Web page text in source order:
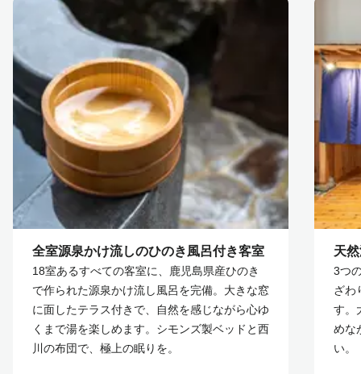
全室源泉かけ流しのひのき風呂付き客室
18室あるすべての客室に、鹿児島県産ひのき
で作られた源泉かけ流し風呂を完備。大きな窓
に面したテラス付きで、自然を感じながら心ゆ
くまで湯を楽しめます。シモンズ製ベッドと西
川の布団で、極上の眠りを。
天
3つ
ざわ
す。
めな
い。